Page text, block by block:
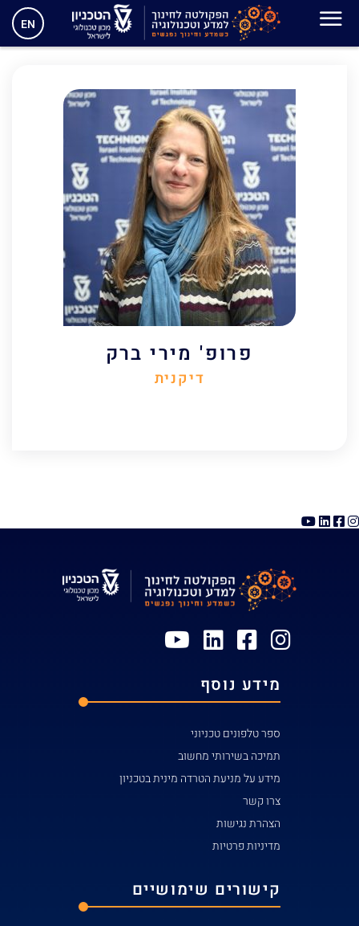
EN דיקנית
פרופ' מירי ברק
דיקנית
מידע נוסף
ספר טלפונים טכניוני
תמיכה בשירותי מחשוב
מידע על מניעת הטרדה מינית בטכניון
צרו קשר
הצהרת נגישות
מדיניות פרטיות
קישורים שימושיים